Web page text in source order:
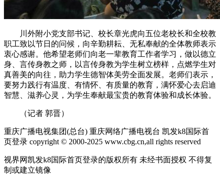
川外附小党支部书记、校长章光虎向五位老校长和全校教
职工致以节日的问候，向辛勤耕耘、无私奉献的全体教师表示
衷心感谢。他希望老师们向老一辈教育工作者学习，做以德立
身、言传身教之师，以言传身教为学生树立榜样，点燃学生对
真善美的向往，助力学生德智体美劳全面发展。老师们表示，
要努力践行有温度、有情怀、有质量的教育，满怀爱心去启迪
智慧、滋养心灵，为学生奉献最宝贵的教育体验和成长体验。
（记者 郭晋）
重庆广播电视集团(总台) 重庆网络广播电视台 凯发k8国际首
页登录 copyright © 2000-2025 www.cbg.cn,all rights reserved
视界网凯发k8国际首页登录的版权所有 未经书面授权 不得复
制或建立镜像